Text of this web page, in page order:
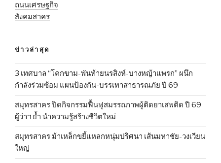
ถนนเศรษฐกิจ
สังคมสาคร
ข่าวล่าสุด
3 เทศบาล “โคกขาม-พันท้ายนรสิงห์-บางหญ้าแพรก” ผนึก
กำลังร่วมซ้อม แผนป้องกัน-บรรเทาสาธารณภัย ปี 69
สมุทรสาคร ปิดกิจกรรมฟื้นฟูสมรรถภาพผู้ติดยาเสพติด ปี 69
ผู้ว่าฯ ย้ำ นำความรู้สร้างชีวิตใหม่
สมุทรสาคร ม้าเหล็กขยี้แหลกหนุ่มปริศนา เส้นมหาชัย-วงเวียน
ใหญ่